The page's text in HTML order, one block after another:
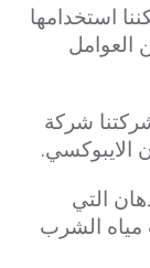
استخدامها
العوامل
شركة
الايبوكسي.
التي
مياه الشرب